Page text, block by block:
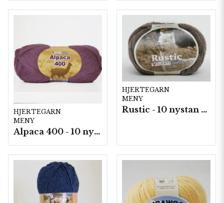
HJERTEGARN
MENY
Alpaca 400 - 10 nystan a50 g./fp.
HJERTEGARN
MENY
Rustic - 10 nystan a25g./fp.